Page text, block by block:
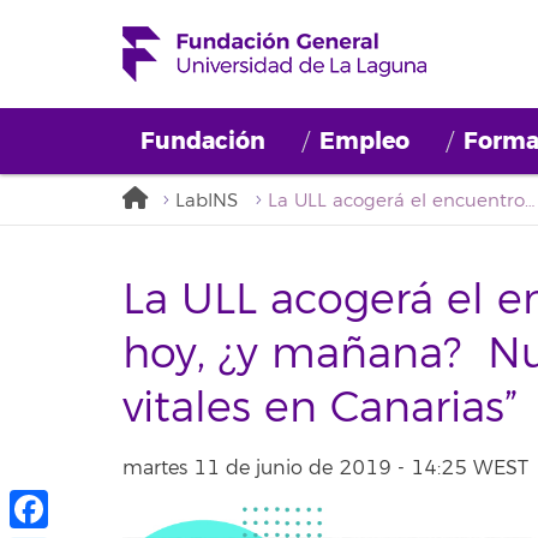
Fundación Empleo
LabINS La ULL acogerá el encuentro “Envejecer hoy, ¿y mañana? Nuevas expectativas vitales en Canarias”
La ULL acogerá el
hoy, ¿y mañana?
vitales en Canarias”
martes 11 de junio de 2019 - 14:25 WEST